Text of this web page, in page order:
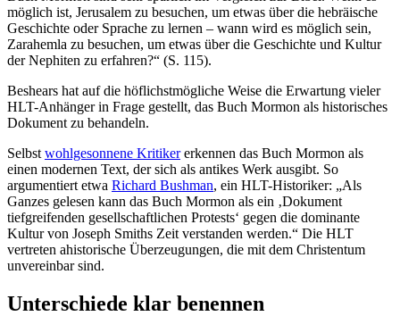
möglich ist, Jerusalem zu besuchen, um etwas über die hebräische
Geschichte oder Sprache zu lernen – wann wird es möglich sein,
Zarahemla zu besuchen, um etwas über die Geschichte und Kultur
der Nephiten zu erfahren?“ (S. 115).
Beshears hat auf die höflichstmögliche Weise die Erwartung vieler
HLT-Anhänger in Frage gestellt, das Buch Mormon als historisches
Dokument zu behandeln.
Selbst wohlgesonnene Kritikererkennen das Buch Mormon als
einen modernen Text, der sich als antikes Werk ausgibt. So
argumentiert etwa Richard Bushman, ein HLT-Historiker: „Als
Ganzes gelesen kann das Buch Mormon als ein ‚Dokument
tiefgreifenden gesellschaftlichen Protests‘ gegen die dominante
Kultur von Joseph Smiths Zeit verstanden werden.“ Die HLT
vertreten ahistorische Überzeugungen, die mit dem Christentum
unvereinbar sind.
Unterschiede klar benennen